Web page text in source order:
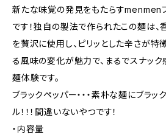
新たな味覚の発見をもたらすmenmen
です！独自の製法で作られたこの麺は、
を贅沢に使用し、ピリッとした辛さが特
る風味の変化が魅力で、まるでスナッ
麺体験です。
ブラックペッパー・・・素朴な麺にブラ
ル！！！間違いないやつです！
・内容量